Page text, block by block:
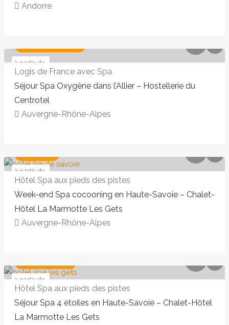
Andorre
à partir de
75 €
Logis de France avec Spa
Séjour Spa Oxygène dans l’Allier – Hostellerie du
Centrotel
Auvergne-Rhône-Alpes
à partir de
187 €
Hôtel Spa aux pieds des pistes
Week-end Spa cocooning en Haute-Savoie – Chalet-
Hôtel La Marmotte Les Gets
Auvergne-Rhône-Alpes
à partir de
167 €
Hôtel Spa aux pieds des pistes
Séjour Spa 4 étoiles en Haute-Savoie – Chalet-Hôtel
La Marmotte Les Gets